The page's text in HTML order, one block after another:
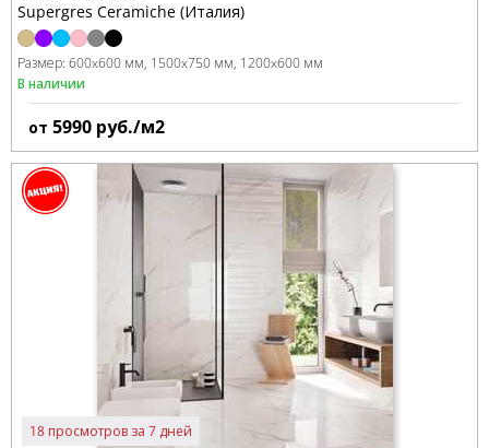
Supergres Ceramiche (Италия)
Размер: 600x600 мм 1500x750 мм 1200x600 мм
В наличии
от 5990 руб./м2
18 просмотров за 7 дней